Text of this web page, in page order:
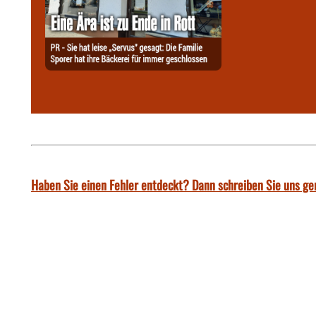
Haben Sie einen Fehler entdeckt? Dann schreiben Sie uns